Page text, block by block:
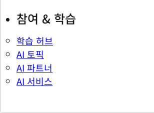
참여 & 학습
학습 허브
AI 토픽
AI 파트너
AI 서비스